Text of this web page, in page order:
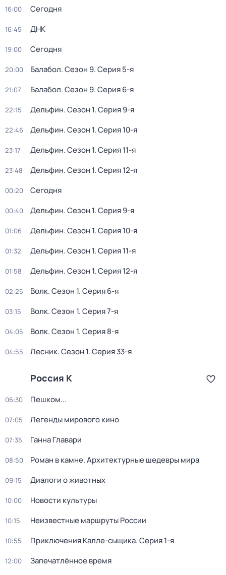
16:00 Сегодня
16:45 ДНК
19:00 Сегодня
20:00 Балабол. Сезон 9. Серия 5-я
21:07 Балабол. Сезон 9. Серия 6-я
22:15 Дельфин. Сезон 1. Серия 9-я
22:46 Дельфин. Сезон 1. Серия 10-я
23:17 Дельфин. Сезон 1. Серия 11-я
23:48 Дельфин. Сезон 1. Серия 12-я
00:20 Сегодня
00:40 Дельфин. Сезон 1. Серия 9-я
01:06 Дельфин. Сезон 1. Серия 10-я
01:32 Дельфин. Сезон 1. Серия 11-я
01:58 Дельфин. Сезон 1. Серия 12-я
02:25 Волк. Сезон 1. Серия 6-я
03:15 Волк. Сезон 1. Серия 7-я
04:05 Волк. Сезон 1. Серия 8-я
04:55 Лесник. Сезон 1. Серия 33-я
Россия К
06:30 Пешком...
07:05 Легенды мирового кино
07:35 Ганна Главари
08:50 Роман в камне. Архитектурные шедевры мира
09:15 Диалоги о животных
10:00 Новости культуры
10:15 Неизвестные маршруты России
10:55 Приключения Калле-сыщика. Серия 1-я
12:00 Запечатлённое время